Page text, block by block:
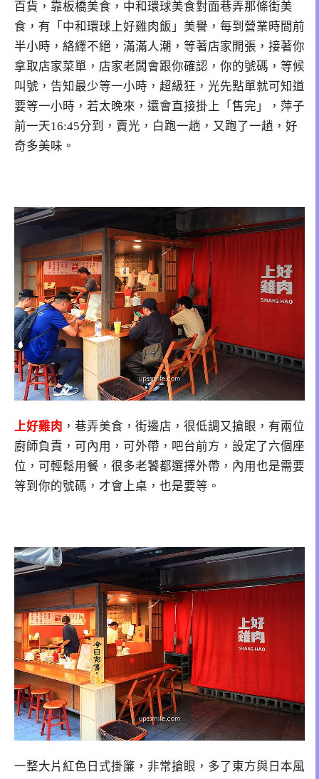
百貨，靠板橋美食，中和環球美食對面巷弄那條街美
食，有「中和環球上好雞肉飯」美譽，每到營業時間前
半小時，絡繹不絕，滿滿人潮，等著店家開張，接著你
拿取店家菜單，店家老闆會跟你確認，你的號碼，等候
叫號，告知最少等一小時，超級狂，光先點單就可知道
要等一小時，若太晚來，還會直接掛上「售完」，萍子
前一天16:45分到，賣光，白跑一趟，又跑了一趟，好
奇多美味。
上好雞肉 ，巷弄美食，街邊店，很低調又搶眼，有兩位
廚師負責，可內用，可外帶，吧台前方，設定了六個座
位，可輕鬆用餐，很多老饕都選擇外帶，內用也是需要
等到你的號碼，才會上桌，也是要等。
一整大片紅色日式掛簾，非常搶眼，多了東方與日本風